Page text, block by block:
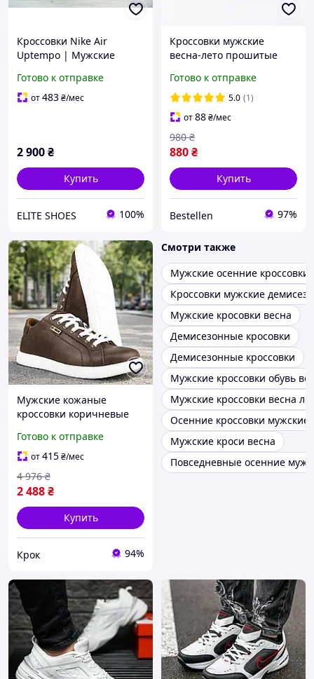
Кроссовки Nike Air
Uptempo | Мужские
мужская на весну-осень
Готово к отправке
от483₴/мес
2 900₴
Купить
ELITE SHOES 100%
Кроссовки мужские
весна-лето прошитые
Готово к отправке
5.0 (1)
от88₴/мес
880₴
980 ₴
Купить
Bestellen 97%
Мужские кожаные
кроссовки коричневые
из натуральной кожи для
повседневной носки
Готово к отправке
от415₴/мес
2 488₴
4 976 ₴
Купить
Крок 94%
Смотри также
Мужские осенние кроссовки
Кроссовки мужские
Мужские кросовки весна
Демисезонные кросовки
Демисезонные кроссовки
Мужские кроссовки обувь
Мужские кроссовки весна
Осенние кроссовки мужские
Мужские кроси весна
Повседневные осенние